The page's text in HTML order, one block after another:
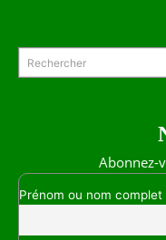
Rechercher
Abonnez-
Prénom ou nom complet